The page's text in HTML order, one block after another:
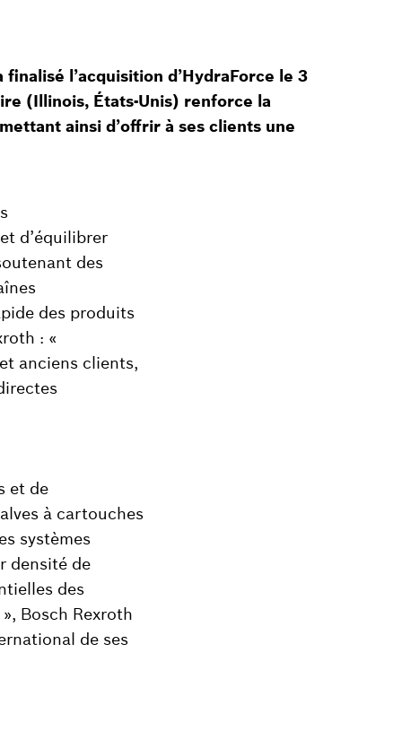
l’acquisition d’HydraForce le 3
(Illinois, États-Unis) renforce la
ainsi d’offrir à ses clients une
d’équilibrer
des
des produits
: «
anciens clients,
et de
à cartouches
systèmes
densité de
des
Bosch Rexroth
de ses